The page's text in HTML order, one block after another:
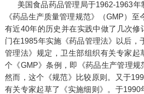
美国食品药品管理局于1962-1963年
《药品生产质量管理规范》（GMP）至
有近40年的历史并在实践中做了几次修
门在1985年实施《药品管理法》以后，
管理法》规定，卫生部组织有关专家起
个《GMP》条例，即《药品生产管理规
然而，这个《规范》比较原则。又于
有关专家起草了《实施细则》。于1990